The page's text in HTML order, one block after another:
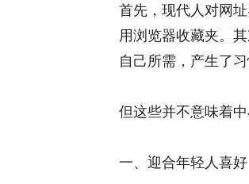
首先，现代人对网
用浏览器收藏夹。
自己所需，产生了
但这些并不意味着
一、迎合年轻人喜好